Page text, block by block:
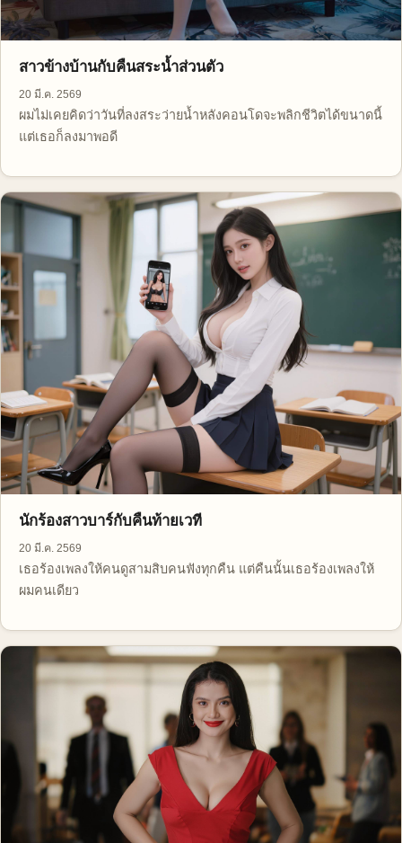
สาวข้างบ้านกับคืนสระน้ำส่วนตัว
20 มี.ค. 2569
ผมไม่เคยคิดว่าวันที่ลงสระว่ายน้ำหลังคอนโดจะพลิกชีวิตได้ขนาดนี้
แต่เธอก็ลงมาพอดี
นักร้องสาวบาร์กับคืนท้ายเวที
20 มี.ค. 2569
เธอร้องเพลงให้คนดูสามสิบคนฟังทุกคืน แต่คืนนั้นเธอร้องเพลงให้
ผมคนเดียว